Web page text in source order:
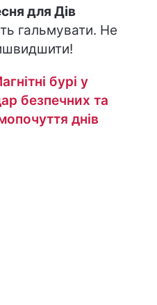
для Дів
гальмувати. Не
бурі у
безпечних та
днів